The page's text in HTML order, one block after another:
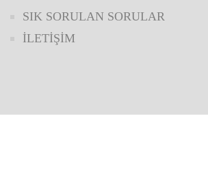
SIK SORULAN SORULAR
İLETİŞİM